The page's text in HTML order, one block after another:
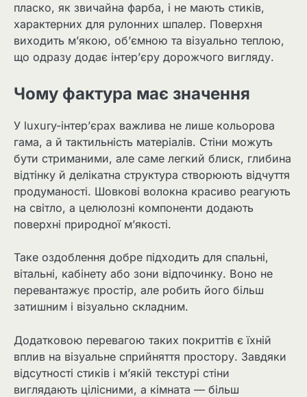
пласко, як звичайна фарба, і не мають стиків,
характерних для рулонних шпалер. Поверхня
виходить м’якою, об’ємною та візуально теплою,
що одразу додає інтер’єру дорожчого вигляду.
Чому фактура має значення
У luxury-інтер’єрах важлива не лише кольорова
гама, а й тактильність матеріалів. Стіни можуть
бути стриманими, але саме легкий блиск, глибина
відтінку й делікатна структура створюють відчуття
продуманості. Шовкові волокна красиво реагують
на світло, а целюлозні компоненти додають
поверхні природної м’якості.
Таке оздоблення добре підходить для спальні,
вітальні, кабінету або зони відпочинку. Воно не
перевантажує простір, але робить його більш
затишним і візуально складним.
Додатковою перевагою таких покриттів є їхній
вплив на візуальне сприйняття простору. Завдяки
відсутності стиків і м’якій текстурі стіни
виглядають цілісними, а кімната — більш